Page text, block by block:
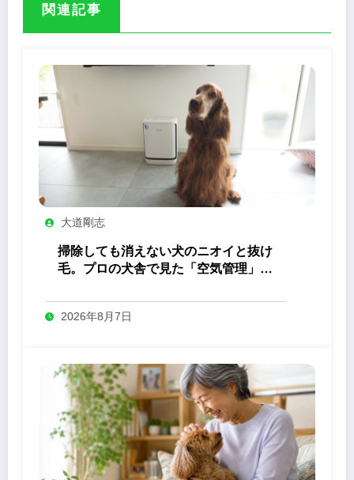
関連記事
大道剛志
掃除しても消えない犬のニオイと抜け
毛。プロの犬舎で見た「空気管理」の
2026年8月7日